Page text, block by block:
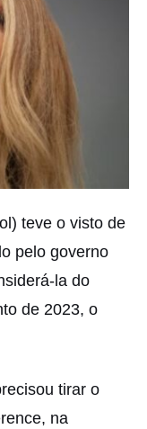
teve o visto de
pelo governo
la do
de 2023, o
tirar o
na